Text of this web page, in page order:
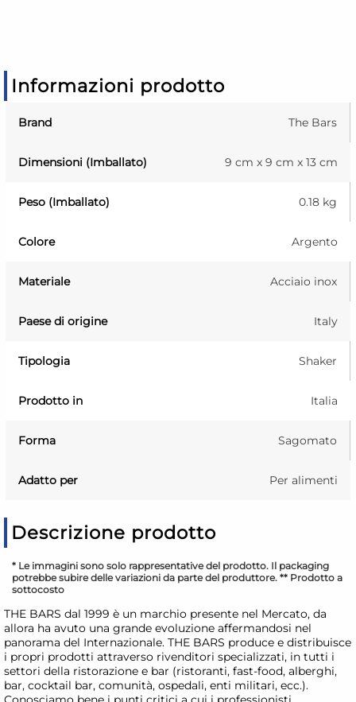
Informazioni prodotto
Brand The Bars
Dimensioni (Imballato) 9 cm x 9 cm x 13 cm
Peso (Imballato) 0.18 kg
Colore Argento
Materiale Acciaio inox
Paese di origine Italy
Tipologia Shaker
Prodotto in Italia
Forma Sagomato
Adatto per Per alimenti
Descrizione prodotto
* Le immagini sono solo rappresentative del prodotto. Il packaging
potrebbe subire delle variazioni da parte del produttore. ** Prodotto a
sottocosto
THE BARS dal 1999 è un marchio presente nel Mercato, da
allora ha avuto una grande evoluzione affermandosi nel
panorama del Internazionale. THE BARS produce e distribuisce
i propri prodotti attraverso rivenditori specializzati, in tutti i
settori della ristorazione e bar (ristoranti, fast-food, alberghi,
bar, cocktail bar, comunità, ospedali, enti militari, ecc.).